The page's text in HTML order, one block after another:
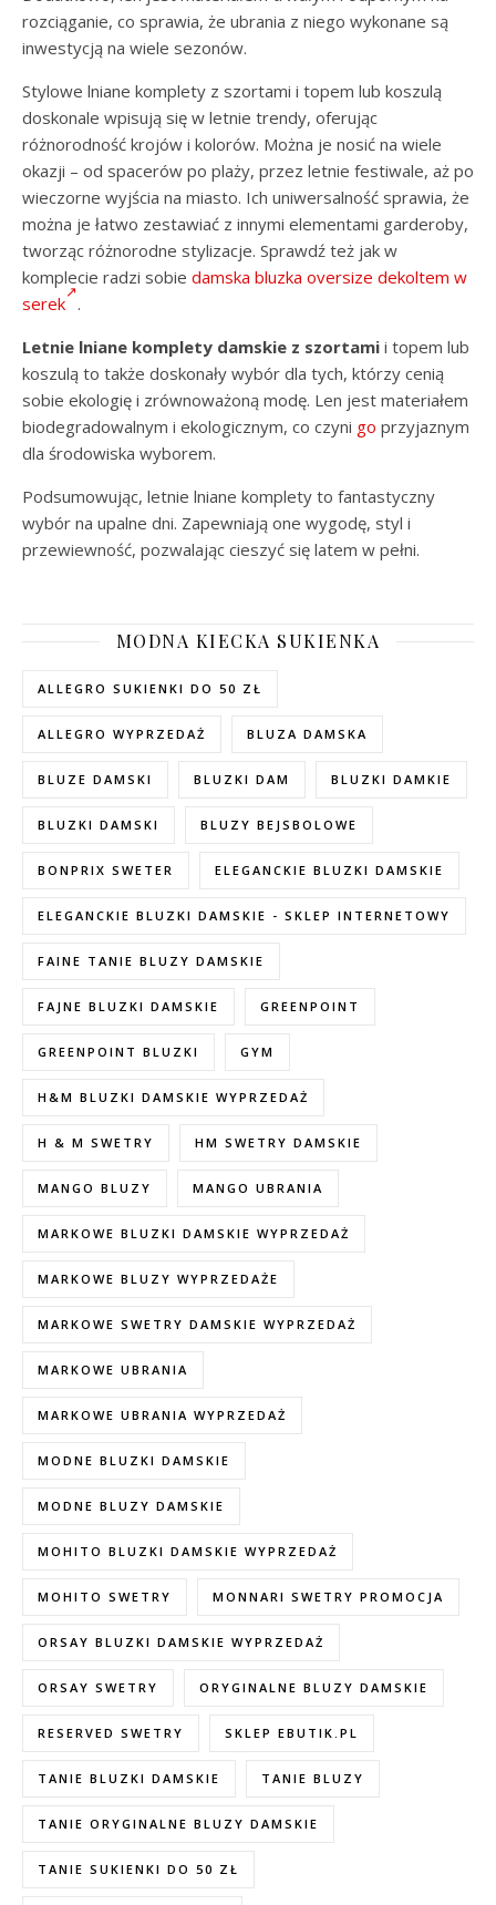
rozciąganie, co sprawia, że ubrania z niego wykonane są
inwestycją na wiele sezonów.
Stylowe lniane komplety z szortami i topem lub koszulą
doskonale wpisują się w letnie trendy, oferując
różnorodność krojów i kolorów. Można je nosić na wiele
okazji – od spacerów po plaży, przez letnie festiwale, aż po
wieczorne wyjścia na miasto. Ich uniwersalność sprawia, że
można je łatwo zestawiać z innymi elementami garderoby,
tworząc różnorodne stylizacje. Sprawdź też jak w
komplecie radzi sobie damska bluzka oversize dekoltem w
serek .
Letnie lniane komplety damskie z szortami i topem lub
koszulą to także doskonały wybór dla tych, którzy cenią
sobie ekologię i zrównoważoną modę. Len jest materiałem
biodegradowalnym i ekologicznym, co czyni go przyjaznym
dla środowiska wyborem.
Podsumowując, letnie lniane komplety to fantastyczny
wybór na upalne dni. Zapewniają one wygodę, styl i
przewiewność, pozwalając cieszyć się latem w pełni.
MODNA KIECKA SUKIENKA
ALLEGRO SUKIENKI DO 50 ZŁ
ALLEGRO WYPRZEDAŻ BLUZA DAMSKA
BLUZE DAMSKI BLUZKI DAM BLUZKI DAMKIE
BLUZKI DAMSKI BLUZY BEJSBOLOWE
BONPRIX SWETER ELEGANCKIE BLUZKI DAMSKIE
ELEGANCKIE BLUZKI DAMSKIE - SKLEP INTERNETOWY
FAINE TANIE BLUZY DAMSKIE
FAJNE BLUZKI DAMSKIE GREENPOINT
GREENPOINT BLUZKI GYM
H&M BLUZKI DAMSKIE WYPRZEDAŻ
H & M SWETRY HM SWETRY DAMSKIE
MANGO BLUZY MANGO UBRANIA
MARKOWE BLUZKI DAMSKIE WYPRZEDAŻ
MARKOWE BLUZY WYPRZEDAŻE
MARKOWE SWETRY DAMSKIE WYPRZEDAŻ
MARKOWE UBRANIA
MARKOWE UBRANIA WYPRZEDAŻ
MODNE BLUZKI DAMSKIE
MODNE BLUZY DAMSKIE
MOHITO BLUZKI DAMSKIE WYPRZEDAŻ
MOHITO SWETRY MONNARI SWETRY PROMOCJA
ORSAY BLUZKI DAMSKIE WYPRZEDAŻ
ORSAY SWETRY ORYGINALNE BLUZY DAMSKIE
RESERVED SWETRY SKLEP EBUTIK.PL
TANIE BLUZKI DAMSKIE TANIE BLUZY
TANIE ORYGINALNE BLUZY DAMSKIE
TANIE SUKIENKI DO 50 ZŁ